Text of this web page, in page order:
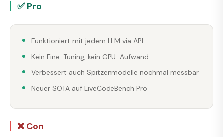
✅ Pro
Funktioniert mit jedem LLM via API
Kein Fine-Tuning, kein GPU-Aufwand
Verbessert auch Spitzenmodelle nochmal messbar
Neuer SOTA auf LiveCodeBench Pro
❌ Con